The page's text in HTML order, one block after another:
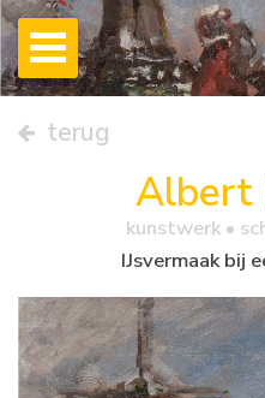
terug
Albert
kunstwerk •
IJsvermaak bij